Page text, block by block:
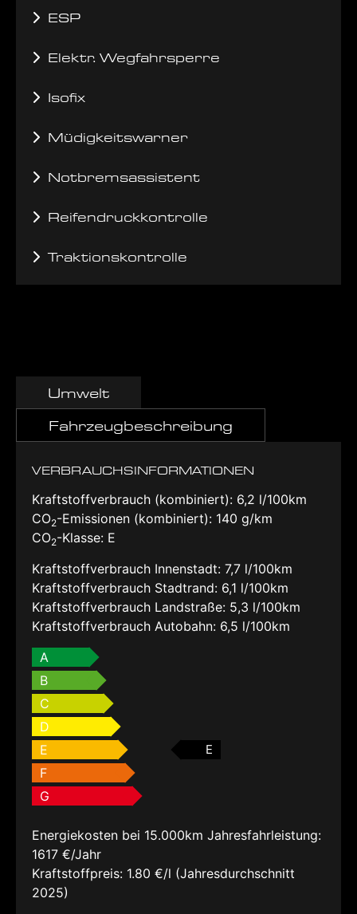
ESP
Elektr. Wegfahrsperre
Isofix
Müdigkeitswarner
Notbremsassistent
Reifendruckkontrolle
Traktionskontrolle
Umwelt
Fahrzeugbeschreibung
VERBRAUCHSINFORMATIONEN
Kraftstoffverbrauch (kombiniert): 6,2 l/100km
CO2-Emissionen (kombiniert): 140 g/km
CO2-Klasse: E
Kraftstoffverbrauch Innenstadt: 7,7 l/100km
Kraftstoffverbrauch Stadtrand: 6,1 l/100km
Kraftstoffverbrauch Landstraße: 5,3 l/100km
Kraftstoffverbrauch Autobahn: 6,5 l/100km
A
B
C
D
E
E
F
G
Energiekosten bei 15.000km Jahresfahrleistung:
1617 €/Jahr
Kraftstoffpreis: 1.80 €/l (Jahresdurchschnitt
2025)